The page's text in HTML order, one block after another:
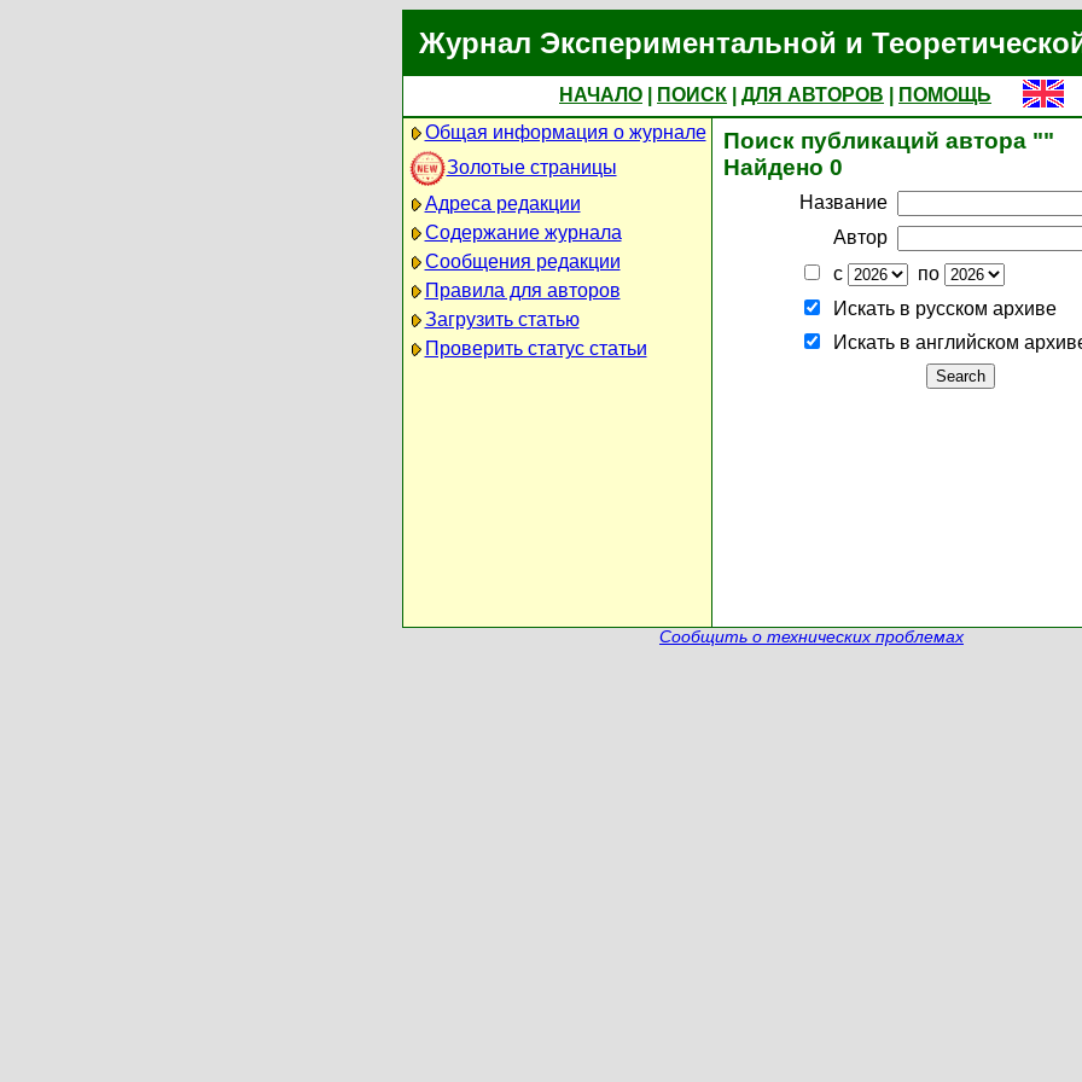
Журнал Экспериментальной и
НАЧАЛО ПОИСК ДЛЯ АВТОРОВ
ПОМОЩЬ
Общая информация о журнале
Золотые страницы
Адреса редакции
Содержание журнала
Сообщения редакции
Правила для авторов
Загрузить статью
Проверить статус статьи
Поиск публикаций автора ""
Найдено 0
Название
Автор
с
по
Искать в русском архиве
Искать в английском
Сообщить о технических проблемах